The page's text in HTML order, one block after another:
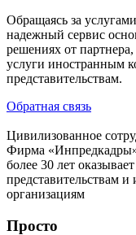
Обращаясь за
надежный сервис
решениях от
услуги иностранным
представительствам.
Обратная связь
Цивилизованное
Фирма
более 30 лет
представительствам
организациям
Просто